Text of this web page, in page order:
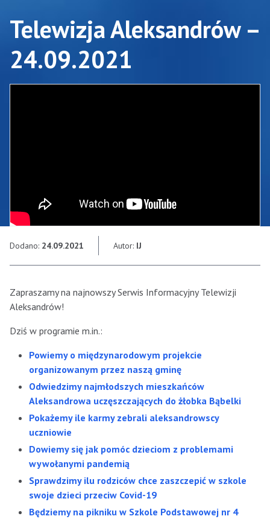
Telewizja Aleksandrów –
24.09.2021
Dodano: 24.09.2021 Autor: IJ
Zapraszamy na najnowszy Serwis Informacyjny Telewizji
Aleksandrów!
Dziś w programie m.in.:
Powiemy o międzynarodowym projekcie
organizowanym przez naszą gminę
Odwiedzimy najmłodszych mieszkańców
Aleksandrowa uczęszczających do żłobka Bąbelki
Pokażemy ile karmy zebrali aleksandrowscy
uczniowie
Dowiemy się jak pomóc dzieciom z problemami
wywołanymi pandemią
Sprawdzimy ilu rodziców chce zaszczepić w szkole
swoje dzieci przeciw Covid-19
Będziemy na pikniku w Szkole Podstawowej nr 4